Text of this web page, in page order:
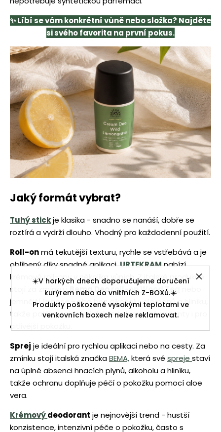
☀️V horkých dnech doporučujeme doručení
kurýrem nebo do vnitřních Z-BOXů.☀️
Produkty poškozené vysokými teplotami ve
venkovních boxech nelze reklamovat.
✨ Líbí se vám konkrétní vůně nebo složka? Najděte
si svého favorita na první pokus.
Jaký formát vybrat?
Tuhý stickje klasika - snadno se nanáší, dobře se
roztírá a vydrží dlouho. Vhodný pro každodenní použití.
Roll-onmá tekutější texturu, rychle se vstřebává a je
oblíbený díky snadné aplikaci.URTEKRAMnabízí
krémové roll-ony v několika vůních. Z italské produkce
stojí za zmínku iBema Deoroll-on Wood Tea
jemnějšíIpnose-oba bez alkoholu, alergenů a hliníku,
takže patří mezi velmi dobře tolerované varianty i pro
citlivější pokožku.
Sprej je ideální pro rychlou aplikaci nebo na cesty. Za
zmínku stojí italská značkaBEMA,která své spreje staví
na úplné absenci hnacích plynů, alkoholu a hliníku,
takže ochranu doplňuje péčí o pokožku pomocí aloe
vera.
Krémovýdeodorant je nejnovější trend - hustší
konzistence, intenzivní péče o pokožku, často s